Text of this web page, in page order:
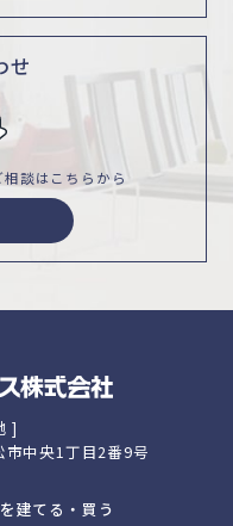
せ
相談はこちらから
]
中央1丁目2番9号
建てる・買う